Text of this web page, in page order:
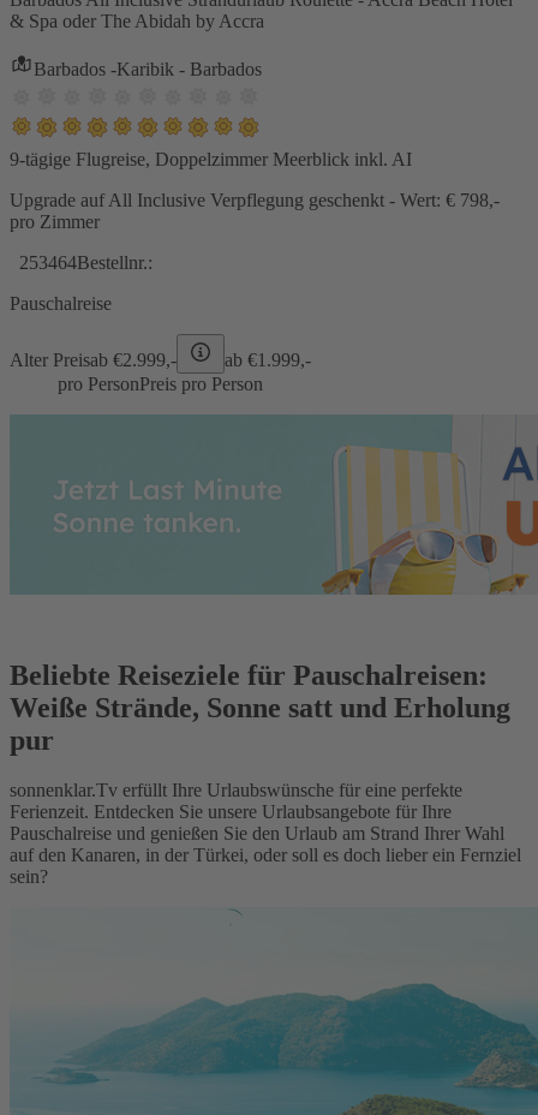
& Spa oder The Abidah by Accra
Barbados -Karibik - Barbados
9-tägige Flugreise, Doppelzimmer Meerblick inkl. AI
Upgrade auf All Inclusive Verpflegung geschenkt - Wert: € 798,-
pro Zimmer
253464Bestellnr.:
Pauschalreise
Alter Preisab €2.999,- ab €1.999,-
pro PersonPreis pro Person
Beliebte Reiseziele für Pauschalreisen:
Weiße Strände, Sonne satt und Erholung
pur
sonnenklar.Tv erfüllt Ihre Urlaubswünsche für eine perfekte
Ferienzeit. Entdecken Sie unsere Urlaubsangebote für Ihre
Pauschalreise und genießen Sie den Urlaub am Strand Ihrer Wahl
auf den Kanaren, in der Türkei, oder soll es doch lieber ein Fernziel
sein?